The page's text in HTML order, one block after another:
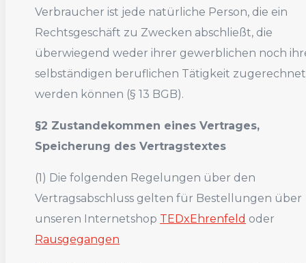
Verbraucher ist jede natürliche Person, die ein
Rechtsgeschäft zu Zwecken abschließt, die
überwiegend weder ihrer gewerblichen noch
selbständigen beruflichen Tätigkeit zugerechnet
werden können (§ 13 BGB).
§2 Zustandekommen eines Vertrages,
Speicherung des Vertragstextes
(1) Die folgenden Regelungen über den
Vertragsabschluss gelten für Bestellungen über
unseren Internetshop TEDxEhrenfeld oder
Rausgegangen